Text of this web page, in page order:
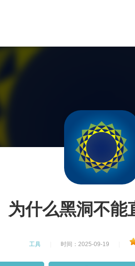
为什么黑洞不能
工具 时间：2025-09-19